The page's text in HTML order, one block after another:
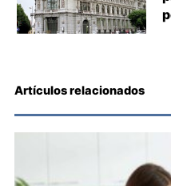
Artículos relacionados